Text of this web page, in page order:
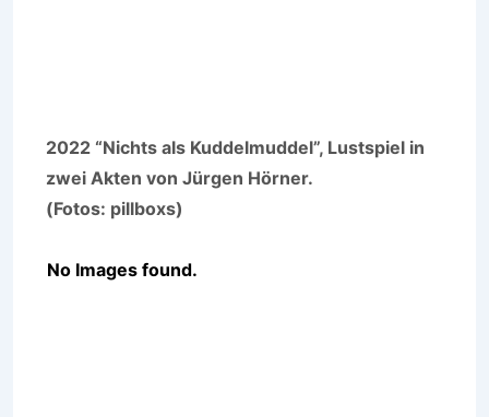
2022 “Nichts als Kuddelmuddel”, Lustspiel in
zwei Akten von Jürgen Hörner.
(Fotos: pillboxs)
No Images found.